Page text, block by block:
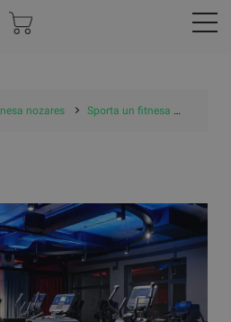
nozares Sporta un fitnesa klubi